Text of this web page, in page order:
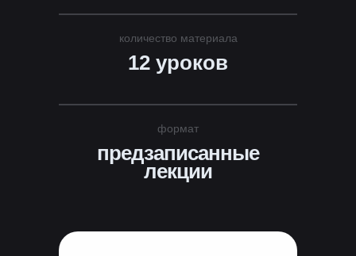
количество материала
формат
12 уроков
предзаписанные
лекции
УСПЕХА